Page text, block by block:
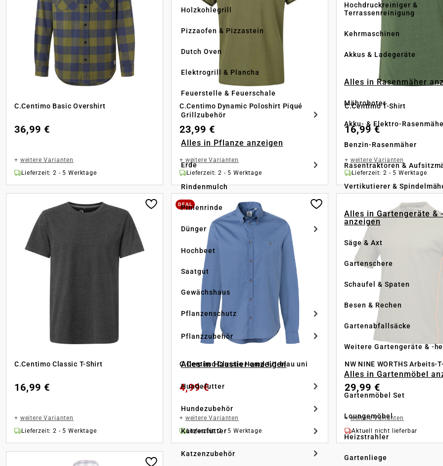
Holzkohlegrill
Pizzaofen & Pizzastein
Dutch Oven
Elektrogrill & Plancha
Feuerstelle & Feuerschale
Grillzubehör
Alles in Pflanze anzeigen
Erde
Rindenmulch
Pinienrinde
Dünger
Hochbeet
Saatgut
Gewächshaus
Pflanzenschutz
Pflanzzubehör
Alles in Haustier anzeigen
Hundefutter
Hundezubehör
Katzenfutter
Katzenzubehör
Hochdruckreiniger &
Terrassenreinigung
Kehrmaschinen
Akkus & Ladegeräte
Alles in Rasenmäher
Mähroboter
Akku- & Elektro-
Benzin-Rasenmäher
Rasentraktoren &
Vertikutierer &
Alles in Gartengeräte &
anzeigen
Säge & Axt
Gartenschere
Schaufel & Spaten
Besen & Rechen
Gartenabfallsäcke
Weitere Gartengeräte & -
Alles in Gartenmöbel
Gartenmöbel Set
Loungemöbel
Heizstrahler
Gartenliege
C.Centimo Basic Overshirt
36,99 €
+ weitere Varianten
Lieferzeit: 2 - 5 Werktage
C.Centimo Dynamic Poloshirt Piqué
23,99 €
+ weitere Varianten
Lieferzeit: 2 - 5 Werktage
C.Centimo T-Shirt
16,99 €
+ weitere Varianten
Lieferzeit: 2 - 5 Werktage
C.Centimo Classic T-Shirt
16,99 €
+ weitere Varianten
Lieferzeit: 2 - 5 Werktage
DEAL
C.Centimo Classic Hemd 1/1 blau uni
4,99 €
+ weitere Varianten
Lieferzeit: 2 - 5 Werktage
NW NINE WORTHS Arbeits-
29,99 €
+weitere Varianten
Aktuell nicht lieferbar